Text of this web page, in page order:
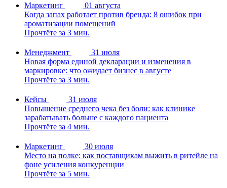
Маркетинг
01 августа
Когда запах работает против бренда: 8 ошибок при
ароматизации помещений
Прочтёте за 3 мин.
Менеджмент
31 июля
Новая форма единой декларации и изменения в
маркировке: что ожидает бизнес в августе
Прочтёте за 3 мин.
Кейсы
31 июля
Повышение среднего чека без боли: как клинике
зарабатывать больше с каждого пациента
Прочтёте за 4 мин.
Маркетинг
30 июля
Место на полке: как поставщикам выжить в ритейле на
фоне усиления конкуренции
Прочтёте за 5 мин.